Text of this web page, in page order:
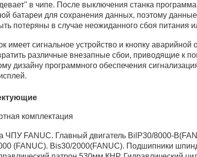
в чипе. После выключения станка программа
батареи для сохранения данных, поэтому
потеряны в случае неожиданного сбоя питания
имеет сигнальное устройство и кнопку аварийной
различные внезапные сбои, приводящие к
дизайну программного обеспечения
комплектация
ЧПУ FANUC. Главный двигатель BilP30/8000-
(FANUC). Bis30/2000(FANUC). Подшипники